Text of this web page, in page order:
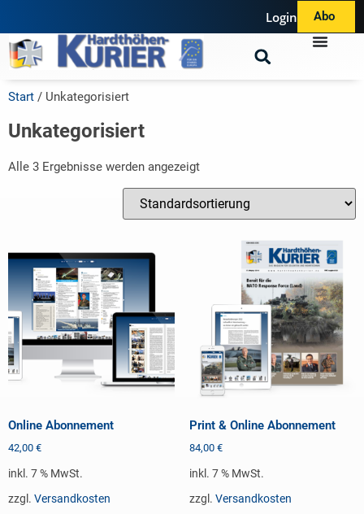
Login Abo
Start / Unkategorisiert
Unkategorisiert
Alle 3 Ergebnisse werden angezeigt
Online Abonnement
42,00 €
inkl. 7 % MwSt.
zzgl. Versandkosten
Print & Online Abonnement
84,00 €
inkl. 7 % MwSt.
zzgl. Versandkosten